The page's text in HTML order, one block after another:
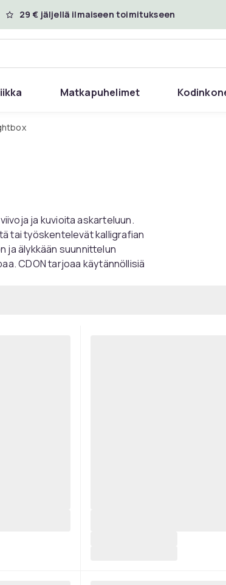
29 € jäljellä ilmaiseen toimitukseen
Matkapuhelimet
ja kuvioita askarteluun.
tai työskentelevät kalligrafian
ja älykkään suunnittelun
CDON tarjoaa käytännöllisiä